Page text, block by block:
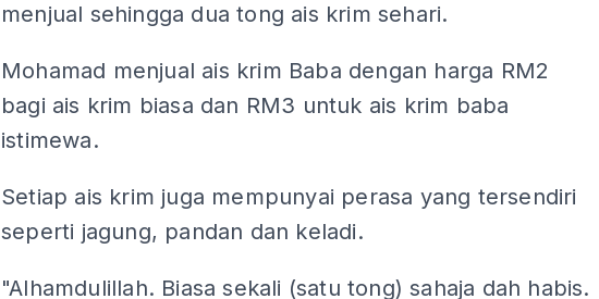
menjual sehingga dua tong ais krim sehari.
Mohamad menjual ais krim Baba dengan harga RM2
bagi ais krim biasa dan RM3 untuk ais krim baba
istimewa.
Setiap ais krim juga mempunyai perasa yang tersendiri
seperti jagung, pandan dan keladi.
"Alhamdulillah. Biasa sekali (satu tong) sahaja dah habis.